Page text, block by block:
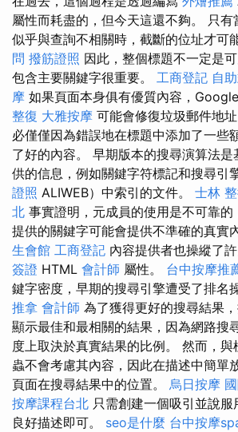
屬性而耗盡的，但今天這還不夠。 只有
似乎與查詢不相關時，截斷的位址才可
問 撥筋證照 因此，整個標題不一定是
包含主要關鍵字很重要。 工商登記 自
摩 如果頁面本身俱有優質內容，Google
整復 大雅按摩 可能會修復垃圾郵件地址
必僅僅因為錯誤地在標題中添加了一些
了好的內容。 早期版本的搜尋演算法是
供的信息，例如關鍵字符標記和搜尋引
證照 ALIWEB）中索引的文件。 士林
北 事實證明，元成員的使用是不可靠的
提供的關鍵字可能會提供不準確的真實
生會館 工商登記 內容提供者也操縱了
簽證 HTML 會計師 屬性。 台中按摩推
鍵字密度，早期的搜尋引擎遭受了排名
推拿 會計師 為了獲得更好的搜尋結果
顯示最佳和最相關的結果，因為網路搜
度上取決於真實結果的比例。 然而，與
蟲不會考慮其內容，因此在描述中簡單
頁面在搜尋結果中的位置。 烏日按摩
按摩課程台北 只需創建一個吸引並說
良好描述即可。 seo是什麼 台中按摩